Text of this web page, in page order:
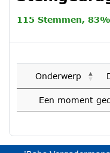
115 Stemmen,
Onderwerp
Een moment